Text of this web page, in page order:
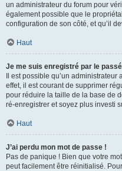
un administrateur du forum pour
également possible que le
configuration de son côté, et qu’il
Haut
Je me suis enregistré par le
Il est possible qu’un
effet, il est courant de supprimer
pour réduire la taille de la base de
ré-enregistrer et soyez plus investi
Haut
J’ai perdu mon mot de passe !
Pas de panique ! Bien que votre
peut facilement être réinitialisé.